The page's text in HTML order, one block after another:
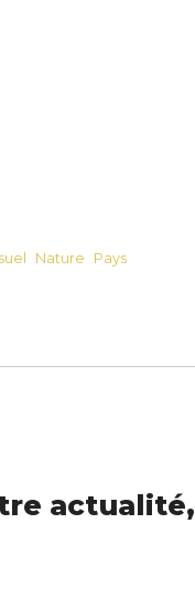
Nature
Pays
actualité,